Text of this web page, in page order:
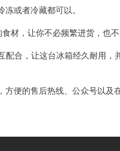
或者冷藏都可以。
材，让你不必频繁进货，也
合，让这台冰箱经久耐用
便的售后热线、公众号以及